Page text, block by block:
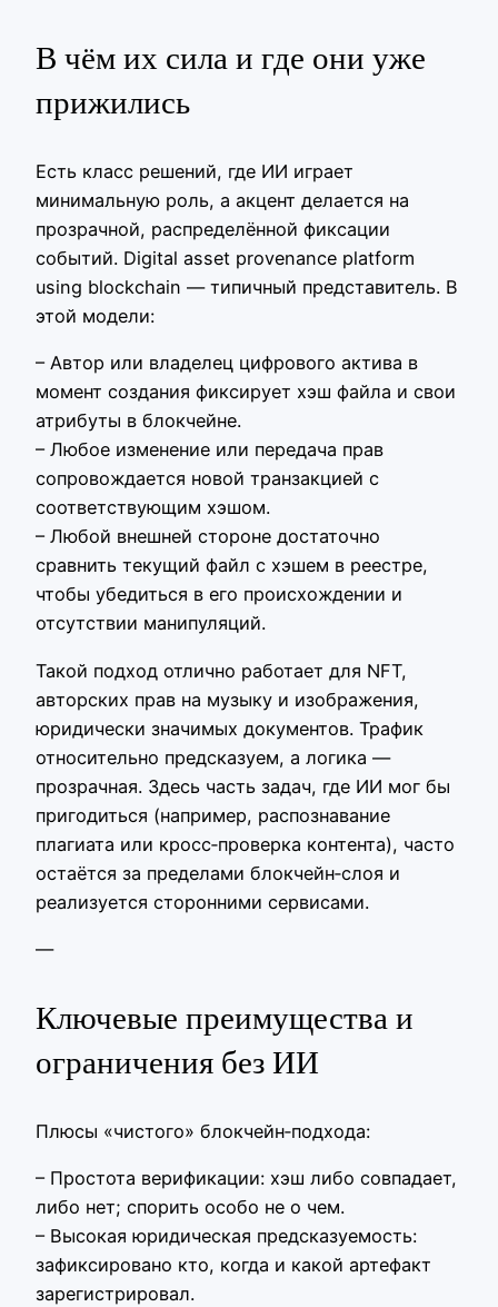
В чём их сила и где они уже
прижились
Есть класс решений, где ИИ играет
минимальную роль, а акцент делается на
прозрачной, распределённой фиксации
событий. Digital asset provenance platform
using blockchain — типичный представитель. В
этой модели:
– Автор или владелец цифрового актива в
момент создания фиксирует хэш файла и свои
атрибуты в блокчейне.
– Любое изменение или передача прав
сопровождается новой транзакцией с
соответствующим хэшом.
– Любой внешней стороне достаточно
сравнить текущий файл с хэшем в реестре,
чтобы убедиться в его происхождении и
отсутствии манипуляций.
Такой подход отлично работает для NFT,
авторских прав на музыку и изображения,
юридически значимых документов. Трафик
относительно предсказуем, а логика —
прозрачная. Здесь часть задач, где ИИ мог бы
пригодиться (например, распознавание
плагиата или кросс‑проверка контента), часто
остаётся за пределами блокчейн‑слоя и
реализуется сторонними сервисами.
—
Ключевые преимущества и
ограничения без ИИ
Плюсы «чистого» блокчейн‑подхода:
– Простота верификации: хэш либо совпадает,
либо нет; спорить особо не о чем.
– Высокая юридическая предсказуемость:
зафиксировано кто, когда и какой артефакт
зарегистрировал.